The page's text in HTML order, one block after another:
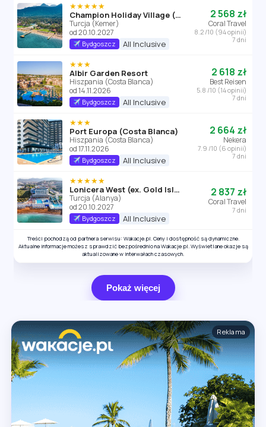
★★★★★
Champion Holiday Village (Kemer)
Turcja (Kemer)
od 20.10.2027
Bydgoszcz All Inclusive
2 568 zł
Coral Travel
8.2 /10 (94 opinii)
7 dni
★★★
Albir Garden Resort
Hiszpania (Costa Blanca)
od 14.11.2026
Bydgoszcz All Inclusive
2 618 zł
Best Reisen
5.8 /10 (14 opinii)
7 dni
★★★
Port Europa (Costa Blanca)
Hiszpania (Costa Blanca)
od 17.11.2026
Bydgoszcz All Inclusive
2 664 zł
Nekera
7.9 /10 (6 opinii)
7 dni
★★★★★
Lonicera West (ex. Gold Island)
Turcja (Alanya)
od 20.10.2027
Bydgoszcz All Inclusive
2 837 zł
Coral Travel
7 dni
Treści pochodzą od partnera serwisu: Wakacje.pl. Ceny i dostępność są dynamiczne.
Aktualne informacje możesz sprawdzić bezpośrednio na Wakacje.pl. Wyświetlane okazje są
aktualizowane w interwałach czasowych.
Pokaż więcej
Reklama